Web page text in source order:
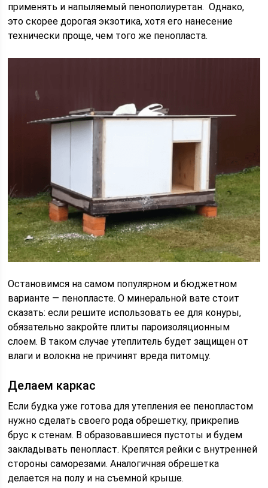
применять и напыляемый пенополиуретан. Однако,
это скорее дорогая экзотика, хотя его нанесение
технически проще, чем того же пенопласта.
Остановимся на самом популярном и бюджетном
варианте — пенопласте. О минеральной вате стоит
сказать: если решите использовать ее для конуры,
обязательно закройте плиты пароизоляционным
слоем. В таком случае утеплитель будет защищен от
влаги и волокна не причинят вреда питомцу.
Делаем каркас
Если будка уже готова для утепления ее пенопластом
нужно сделать своего рода обрешетку, прикрепив
брус к стенам. В образовавшиеся пустоты и будем
закладывать пенопласт. Крепятся рейки с внутренней
стороны саморезами. Аналогичная обрешетка
делается на полу и на съемной крыше.